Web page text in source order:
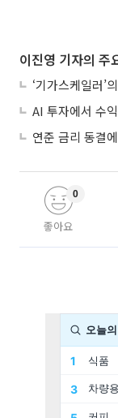
이진영 기자의 주
‘기가스케일러’
좋아요
0